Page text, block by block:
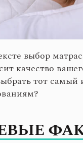
выбор
качество
тот самый